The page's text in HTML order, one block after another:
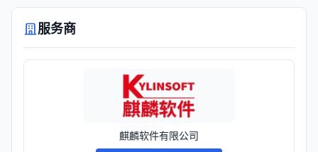
服务商
麒麟软件有限公司